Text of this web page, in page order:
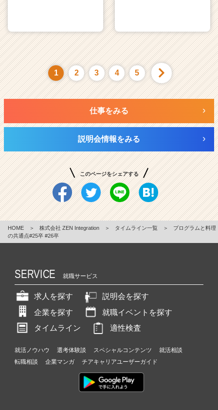
1 2 3 4 5
仕事をみる
説明会情報をみる
このページをシェアする
HOME ＞ 株式会社 ZEN Integration ＞ タイムライン一覧 ＞
プログラムと料理
の共通点#25卒 #26卒
SERVICE 就職サービス
求人を探す
説明会を探す
企業を探す
就職イベントを探す
タイムライン
適性検査
就活ノウハウ 選考体験談 スペシャルコンテンツ
就活相談
転職相談
企業マンガ チアキャリアユーザーガイド